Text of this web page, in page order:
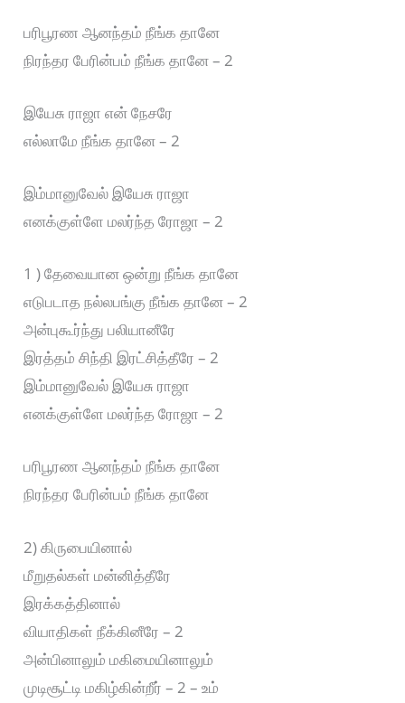
பரிபூரண ஆனந்தம் நீங்க தானே
நிரந்தர பேரின்பம் நீங்க தானே – 2
இயேசு ராஜா என் நேசரே
எல்லாமே நீங்க தானே – 2
இம்மானுவேல் இயேசு ராஜா
எனக்குள்ளே மலர்ந்த ரோஜா – 2
1 ) தேவையான ஒன்று நீங்க தானே
எடுபடாத நல்லபங்கு நீங்க தானே – 2
அன்புகூர்ந்து பலியானீரே
இரத்தம் சிந்தி இரட்சித்தீரே – 2
இம்மானுவேல் இயேசு ராஜா
எனக்குள்ளே மலர்ந்த ரோஜா – 2
பரிபூரண ஆனந்தம் நீங்க தானே
நிரந்தர பேரின்பம் நீங்க தானே
2) கிருபையினால்
மீறுதல்கள் மன்னித்தீரே
இரக்கத்தினால்
வியாதிகள் நீக்கினீரே – 2
அன்பினாலும் மகிமையினாலும்
முடிசூட்டி மகிழ்கின்றீர் – 2 – உம்